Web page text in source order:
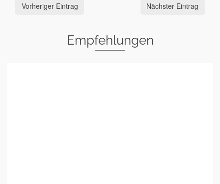
Vorheriger Eintrag Nächster Eintrag
Empfehlungen